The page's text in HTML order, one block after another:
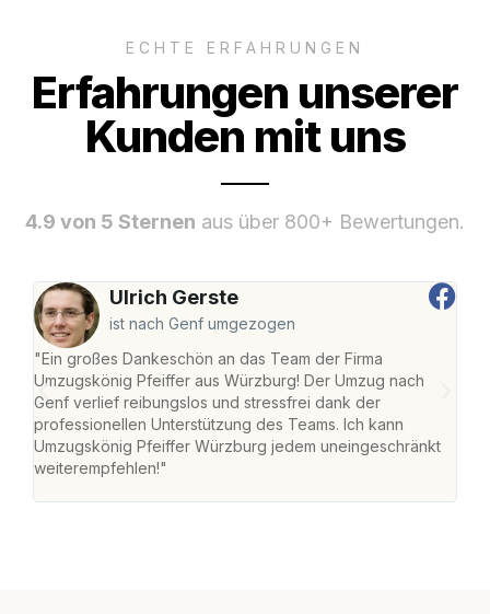
ECHTE ERFAHRUNGEN
Erfahrungen unserer
Kunden mit uns
4.9 von 5 Sternen aus über 800+ Bewertungen.
Ulrich Gerste
ist nach Genf umgezogen
"Ein großes Dankeschön an das Team der Firma
Umzugskönig Pfeiffer aus Würzburg! Der Umzug nach
Genf verlief reibungslos und stressfrei dank der
professionellen Unterstützung des Teams. Ich kann
Umzugskönig Pfeiffer Würzburg jedem uneingeschränkt
weiterempfehlen!"